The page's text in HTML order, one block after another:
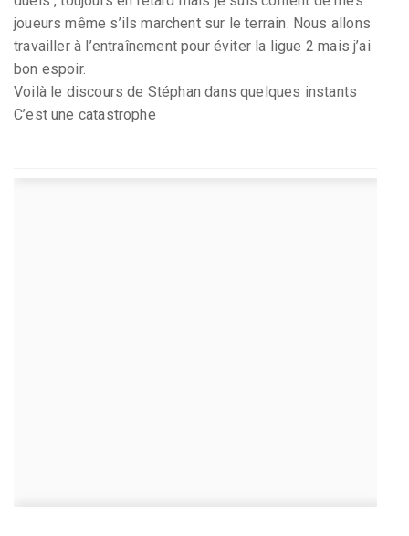
joueurs même s’ils marchent sur le terrain. Nous allons
travailler à l’entraînement pour éviter la ligue 2 mais j’ai
bon espoir.
Voilà le discours de Stéphan dans quelques instants
C’est une catastrophe